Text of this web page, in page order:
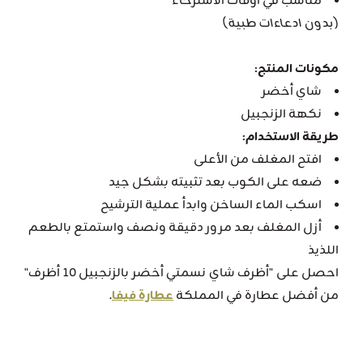
(بدون ادعاءات طبية)
مكونات المنتج:
شاي أخضر
نكهة الزنجبيل
طريقة الاستخدام:
افتح المغلف من الأعلى
ضعه على الكوب بعد تثبيته بشكل جيد
اسكب الماء الساخن وابدأ عملية الترشيح
أزل المغلف بعد مرور دقيقة ونصف واستمتع بالطعم
اللذيذ
احصل على "أظرف شاي نسمتي أخضر بالزنجبيل 10 أظرف"
من أفضل عطارة في المملكةعطارة فيفا.